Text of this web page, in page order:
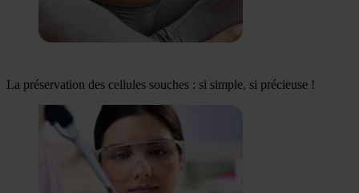
La préservation des cellules souches : si simple, si précieuse !